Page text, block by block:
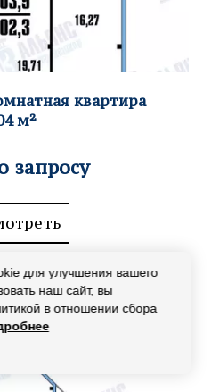
атная квартира
м²
запросу
для улучшения вашего
наш сайт, вы
в отношении сбора